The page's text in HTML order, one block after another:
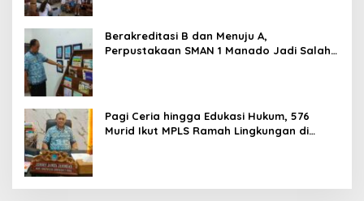
Berakreditasi B dan Menuju A,
Perpustakaan SMAN 1 Manado Jadi Salah
Pagi Ceria hingga Edukasi Hukum, 576
Murid Ikut MPLS Ramah Lingkungan di